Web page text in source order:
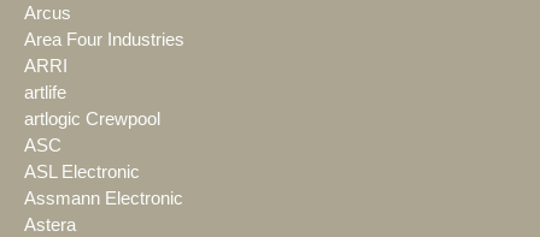
Arcus
Area Four Industries
ARRI
artlife
artlogic Crewpool
ASC
ASL Electronic
Assmann Electronic
Astera